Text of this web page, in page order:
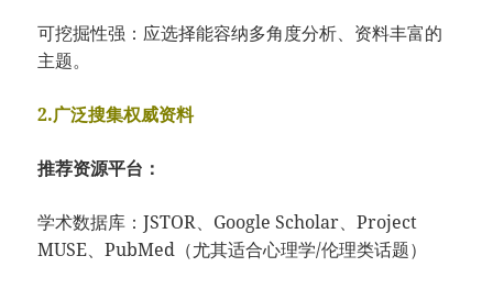
可挖掘性强：应选择能容纳多角度分析、资料丰富的
主题。
2.广泛搜集权威资料
推荐资源平台：
学术数据库：JSTOR、Google Scholar、Project
MUSE、PubMed（尤其适合心理学/伦理类话题）